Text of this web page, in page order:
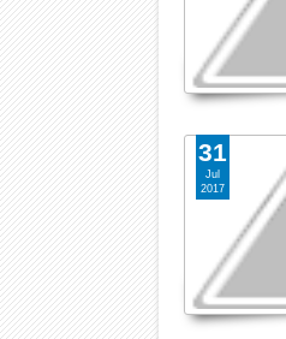
31
Jul
2017